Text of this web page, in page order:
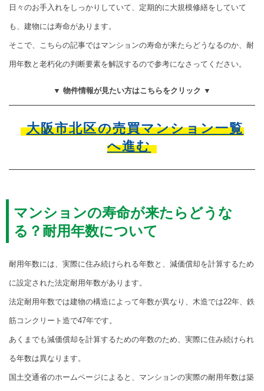
日々のお手入れをしっかりしていて、定期的に大規模修繕をしていて
も、建物には寿命があります。
そこで、こちらの記事ではマンションの寿命が来たらどうなるのか、耐
用年数と老朽化の判断要素を解説するので参考になさってください。
▼ 物件情報が見たい方はこちらをクリック ▼
大阪市北区の売買マンション一覧
へ進む
マンションの寿命が来たらどうな
る？耐用年数について
耐用年数には、実際に住み続けられる年数と、減価償却を計算するため
に設定された法定耐用年数があります。
法定耐用年数では建物の構造によって年数が異なり、木造では22年、鉄
筋コンクリート造で47年です。
あくまでも減価償却を計算するための年数のため、実際に住み続けられ
る年数は異なります。
国土交通省のホームページによると、マンションの実際の耐用年数は築